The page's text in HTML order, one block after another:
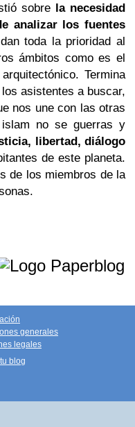
sobre la necesidad
analizar los fuentes
toda la prioridad al
ámbitos como es el
Termina
asistentes a buscar,
nos une con las otras
no se guerras y
libertad, diálogo
de este planeta.
de los miembros de la
generales
legales
blog